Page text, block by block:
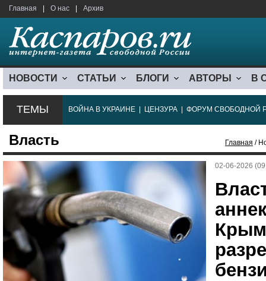
Главная О нас Архив
НОВОСТИ СТАТЬИ БЛОГИ АВТОРЫ В
ТЕМЫ ВОЙНА В УКРАИНЕ ЦЕНЗУРА ФОРУМ СВОБОДНОЙ
Власть Главная /
02-06-2026